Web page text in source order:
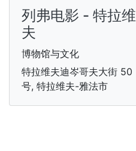
列弗电影 - 特拉维
夫
博物馆与文化
特拉维夫迪岑哥夫大街 50
号, 特拉维夫-雅法市